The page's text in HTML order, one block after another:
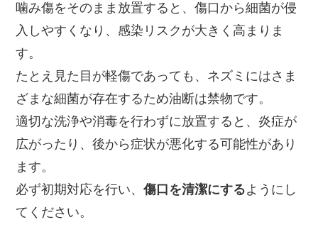
噛み傷をそのまま放置すると、傷口から細菌が侵
入しやすくなり、感染リスクが大きく高まりま
す。
たとえ見た目が軽傷であっても、ネズミにはさま
ざまな細菌が存在するため油断は禁物です。
適切な洗浄や消毒を行わずに放置すると、炎症が
広がったり、後から症状が悪化する可能性があり
ます。
必ず初期対応を行い、傷口を清潔にするようにし
てください。